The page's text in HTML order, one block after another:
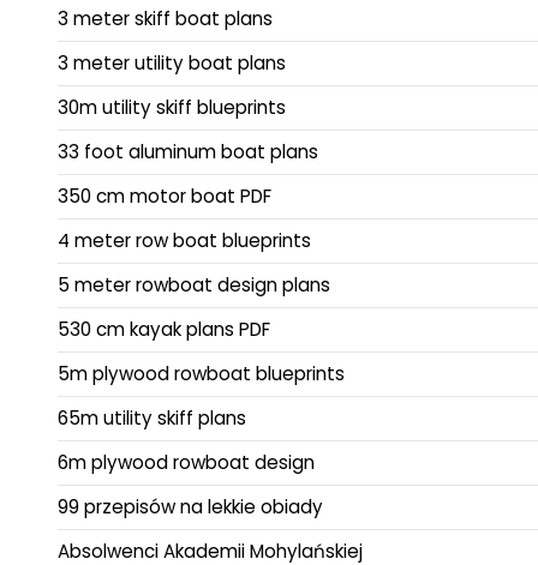
3 meter skiff boat plans
3 meter utility boat plans
30m utility skiff blueprints
33 foot aluminum boat plans
350 cm motor boat PDF
4 meter row boat blueprints
5 meter rowboat design plans
530 cm kayak plans PDF
5m plywood rowboat blueprints
65m utility skiff plans
6m plywood rowboat design
99 przepisów na lekkie obiady
Absolwenci Akademii Mohylańskiej